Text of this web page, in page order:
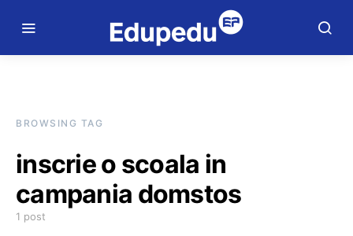
BROWSING TAG
inscrie o scoala in
campania domstos
1 post